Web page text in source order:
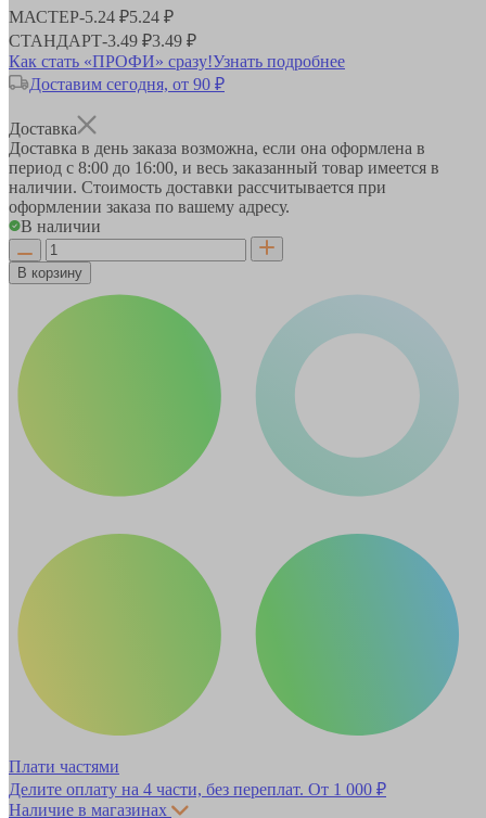
МАСТЕР-5.24 ₽5.24 ₽
СТАНДАРТ-3.49 ₽3.49 ₽
Как стать «ПРОФИ» сразу!Узнать подробнее
Доставим сегодня, от 90 ₽
Доставка
Доставка в день заказа возможна, если она оформлена в
период с 8:00 до 16:00, и весь заказанный товар имеется в
наличии. Стоимость доставки рассчитывается при
оформлении заказа по вашему адресу.
В наличии
В корзину
Плати частями
Делите оплату на 4 части, без переплат. От 1 000 ₽
Наличие в магазинах